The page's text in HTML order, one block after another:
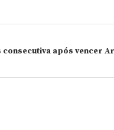
consecutiva após vencer